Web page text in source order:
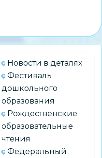
страница
Новости в деталях
Фестиваль
дошкольного
образования
Рождественские
образовательные
чтения
Федеральный